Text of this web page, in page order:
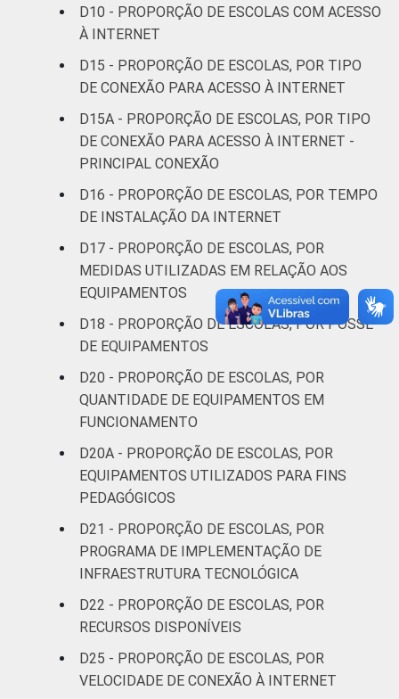
D10 - PROPORÇÃO DE ESCOLAS COM ACESSO
À INTERNET
D15 - PROPORÇÃO DE ESCOLAS, POR TIPO
DE CONEXÃO PARA ACESSO À INTERNET
D15A - PROPORÇÃO DE ESCOLAS, POR TIPO
DE CONEXÃO PARA ACESSO À INTERNET -
PRINCIPAL CONEXÃO
D16 - PROPORÇÃO DE ESCOLAS, POR TEMPO
DE INSTALAÇÃO DA INTERNET
D17 - PROPORÇÃO DE ESCOLAS, POR
MEDIDAS UTILIZADAS EM RELAÇÃO AOS
EQUIPAMENTOS
D18 - PROPORÇÃO DE ESCOLAS, POR POSSE
DE EQUIPAMENTOS
D20 - PROPORÇÃO DE ESCOLAS, POR
QUANTIDADE DE EQUIPAMENTOS EM
FUNCIONAMENTO
D20A - PROPORÇÃO DE ESCOLAS, POR
EQUIPAMENTOS UTILIZADOS PARA FINS
PEDAGÓGICOS
D21 - PROPORÇÃO DE ESCOLAS, POR
PROGRAMA DE IMPLEMENTAÇÃO DE
INFRAESTRUTURA TECNOLÓGICA
D22 - PROPORÇÃO DE ESCOLAS, POR
RECURSOS DISPONÍVEIS
D25 - PROPORÇÃO DE ESCOLAS, POR
VELOCIDADE DE CONEXÃO À INTERNET